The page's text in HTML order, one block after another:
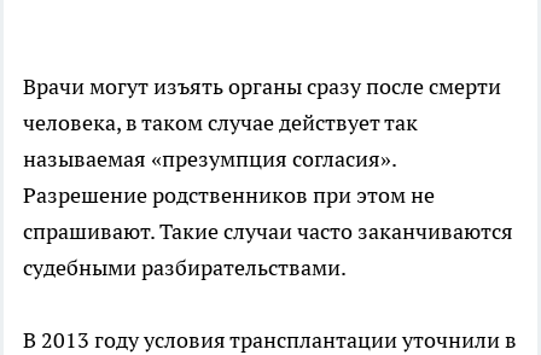
Врачи могут изъять органы сразу после смерти
человека, в таком случае действует так
называемая «презумпция согласия».
Разрешение родственников при этом не
спрашивают. Такие случаи часто заканчиваются
судебными разбирательствами.
В 2013 году условия трансплантации уточнили в